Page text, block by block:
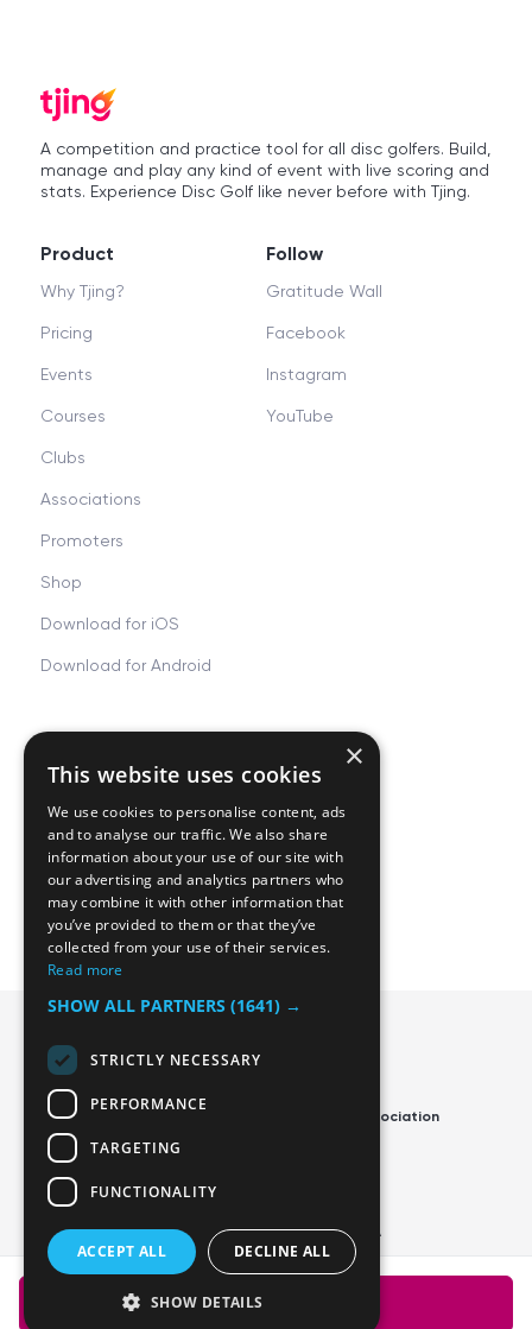
Buy tour pass
A competition and practice tool for all disc golfers. Build,
manage and play any kind of event with live scoring and
stats. Experience Disc Golf like never before with Tjing.
Product
Why Tjing?
Pricing
Events
Courses
Clubs
Associations
Promoters
Shop
Download for iOS
Download for Android
Follow
Gratitude Wall
Facebook
Instagram
YouTube
Tjing Docs
Privacy and Terms
Manage cookies
Company
Career
Contact us
Blog
Official App of the Swedish Disc Golf Association
Player rating data ©2026 PDGA
owners.
Tjing is a registered trademark of Kidpilot AB, registered in the EU and in
×
This website uses cookies
We use cookies to personalise content, ads
and to analyse our traffic. We also share
information about your use of our site with
our advertising and analytics partners who
may combine it with other information that
you’ve provided to them or that they’ve
collected from your use of their services.
Read more
SHOW ALL PARTNERS (1641) →
STRICTLY NECESSARY
PERFORMANCE
TARGETING
FUNCTIONALITY
ACCEPT ALL DECLINE ALL
SHOW DETAILS